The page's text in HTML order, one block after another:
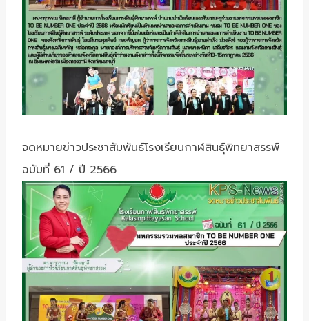
จดหมายข่าวประชาสัมพันธ์โรงเรียนกาฬสินธุ์พิทยาสรรพ์
ฉบับที่ 61 / ปี 2566